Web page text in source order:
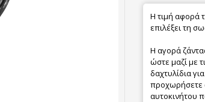
Η τιμή αφορά
επιλέξει τη
Η αγορά
ώστε μαζί με
δαχτυλίδια
προχωρήσετε
αυτοκινήτου